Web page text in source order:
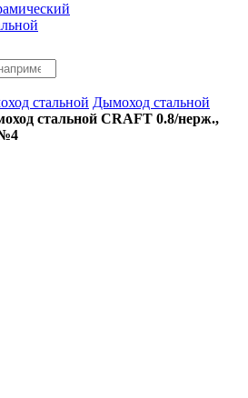
стальной Дымоход стальной
стальной CRAFT 0.8/нерж.,